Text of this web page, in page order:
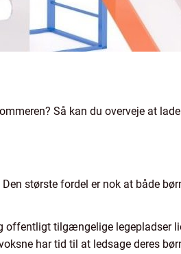
Så kan du overveje at
største fordel er nok at både
offentligt tilgængelige legepladser
har tid til at ledsage deres